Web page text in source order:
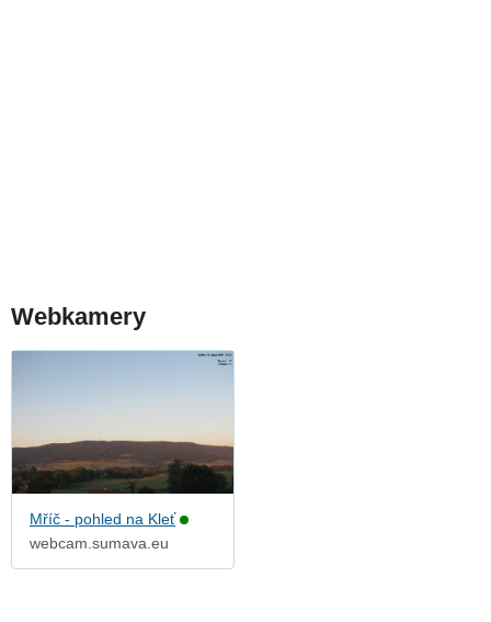
Webkamery
Mříč - pohled na Kleť
webcam.sumava.eu